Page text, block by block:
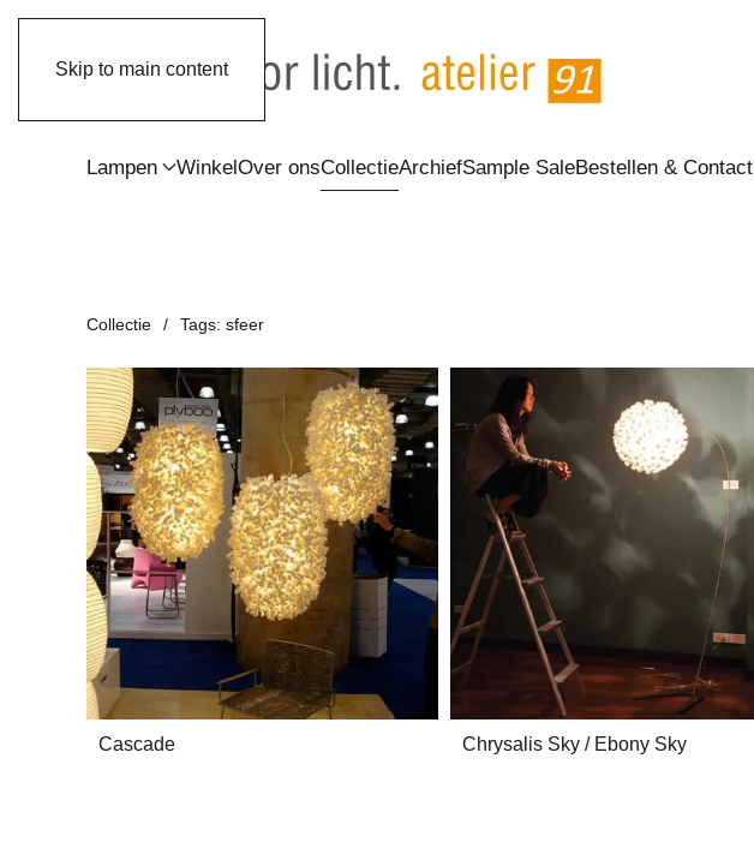
Skip to main content
Lampen WinkelOver onsCollectieArchiefSample SaleBestellen & Contact
Collectie Tags: sfeer
Cascade Chrysalis Sky / Ebony Sky